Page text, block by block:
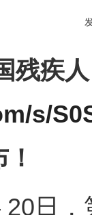
疾人
s/
，第